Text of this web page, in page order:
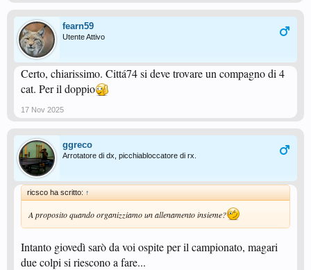
fearn59
Utente Attivo
Certo, chiarissimo. Cittá74 si deve trovare un compagno di 4
cat. Per il doppio
17 Nov 2025
ggreco
Arrotatore di dx, picchiabloccatore di rx.
ricsco ha scritto: ↑
A proposito quando organizziamo un allenamento insieme?
Intanto giovedì sarò da voi ospite per il campionato, magari
due colpi si riescono a fare...